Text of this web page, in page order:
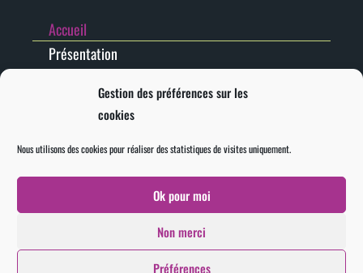
Gestion des préférences sur les
cookies
Nous utilisons des cookies pour réaliser des statistiques de visites uniquement.
Ok pour moi
Non merci
Préférences
Accueil
Présentation
Climatisation
Pompe à chaleur
Motorisation portail
Borne de recharge
Plan de siteMentions légalesPolitique de confidentialité